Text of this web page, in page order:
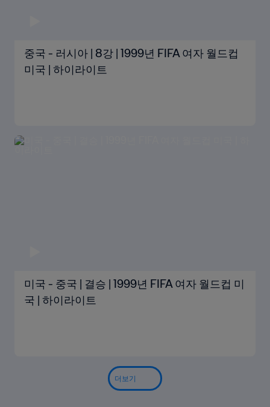
중국 - 러시아 | 8강 | 1999년 FIFA 여자 월드컵
미국 | 하이라이트
미국 - 중국 | 결승 | 1999년 FIFA 여자 월드컵 미
국 | 하이라이트
더보기